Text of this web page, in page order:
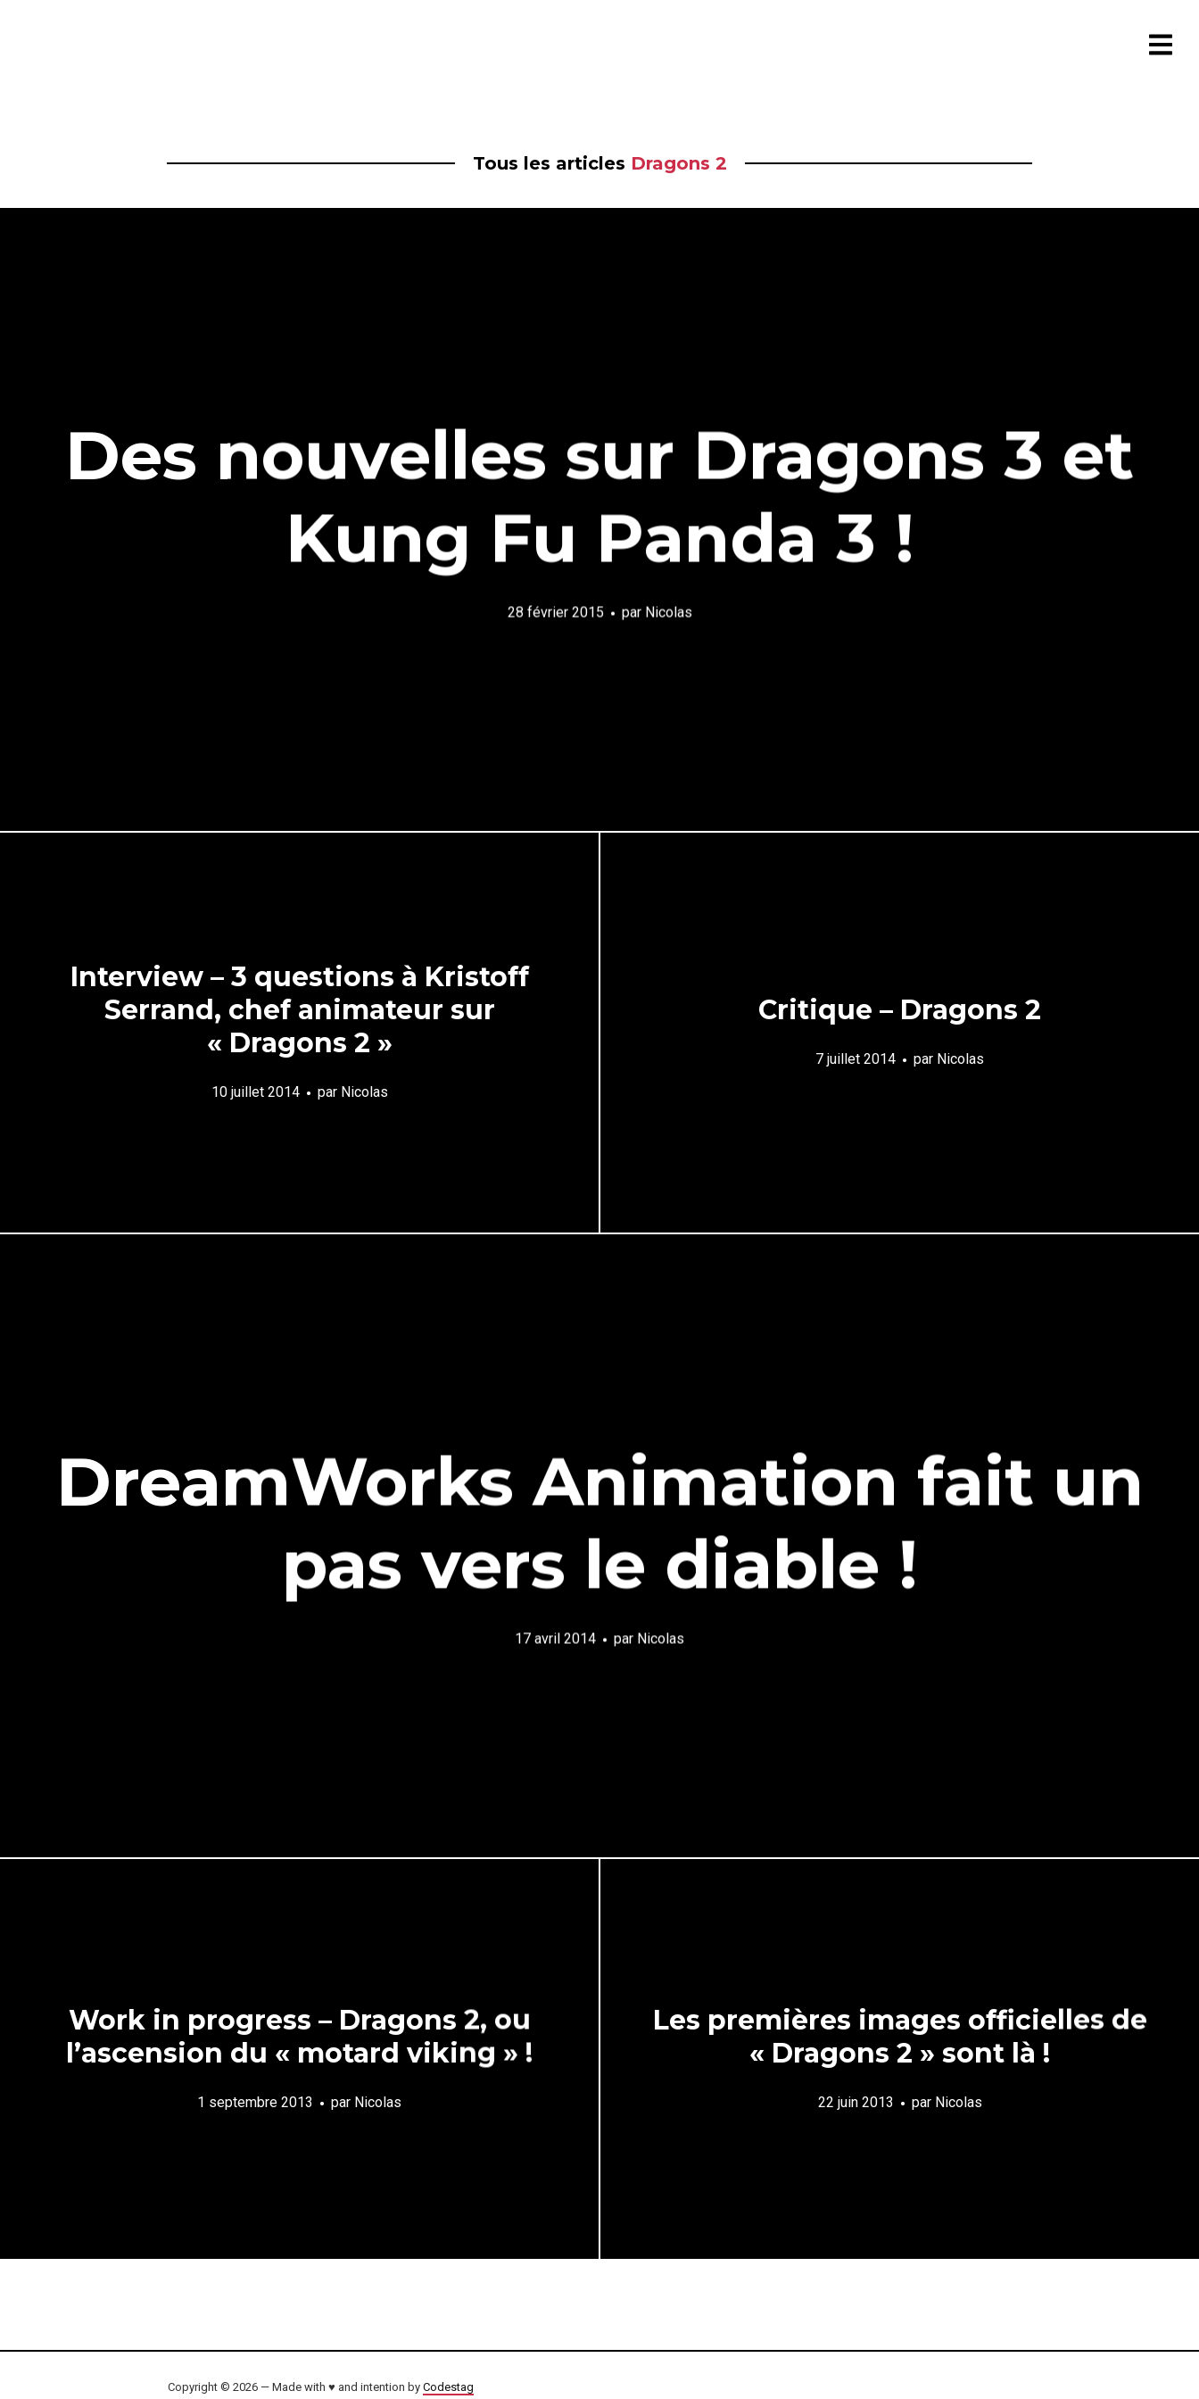
Tous les articles Dragons 2
Des nouvelles sur Dragons 3 et
Kung Fu Panda 3 !
28 février 2015 par Nicolas
Interview – 3 questions à Kristoff
Serrand, chef animateur sur
« Dragons 2 »
10 juillet 2014 par Nicolas
Critique – Dragons 2
7 juillet 2014 par Nicolas
DreamWorks Animation fait un
pas vers le diable !
17 avril 2014 par Nicolas
Work in progress – Dragons 2, ou
l’ascension du « motard viking » !
1 septembre 2013 par Nicolas
Les premières images officielles de
« Dragons 2 » sont là !
22 juin 2013 par Nicolas
Copyright © 2026 — Made with ♥ and intention by Codestag